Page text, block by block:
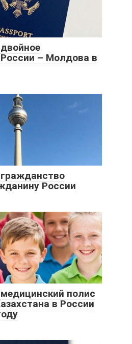
– Молдова в
России
полис
в России